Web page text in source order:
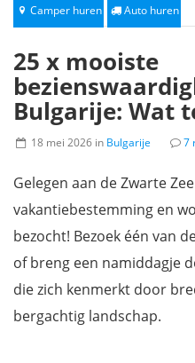
Camper huren Auto huren
25 x mooiste
Bulgarije: Wat
18 mei 2026 in Bulgarije 7
Gelegen aan de Zwarte
vakantiebestemming en
bezocht! Bezoek één van
of breng een namiddagje
die zich kenmerkt door
bergachtig landschap.